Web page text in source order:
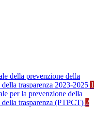
della prevenzione della
trasparenza 2023-2025 1
per la prevenzione della
trasparenza (PTPCT) 2